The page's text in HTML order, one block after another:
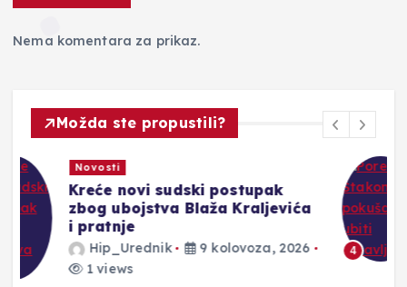
Nema komentara za prikaz.
Možda ste propustili?
4
Poreč: Štakom pokušao ubiti
državljanku BiH
9 kolovoza, 2026
2 views